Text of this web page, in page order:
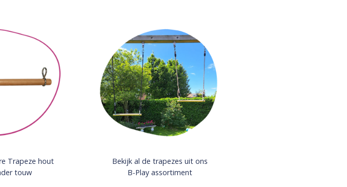
Trapeze hout
touw
Bekijk al de trapezes uit ons
B-Play assortiment